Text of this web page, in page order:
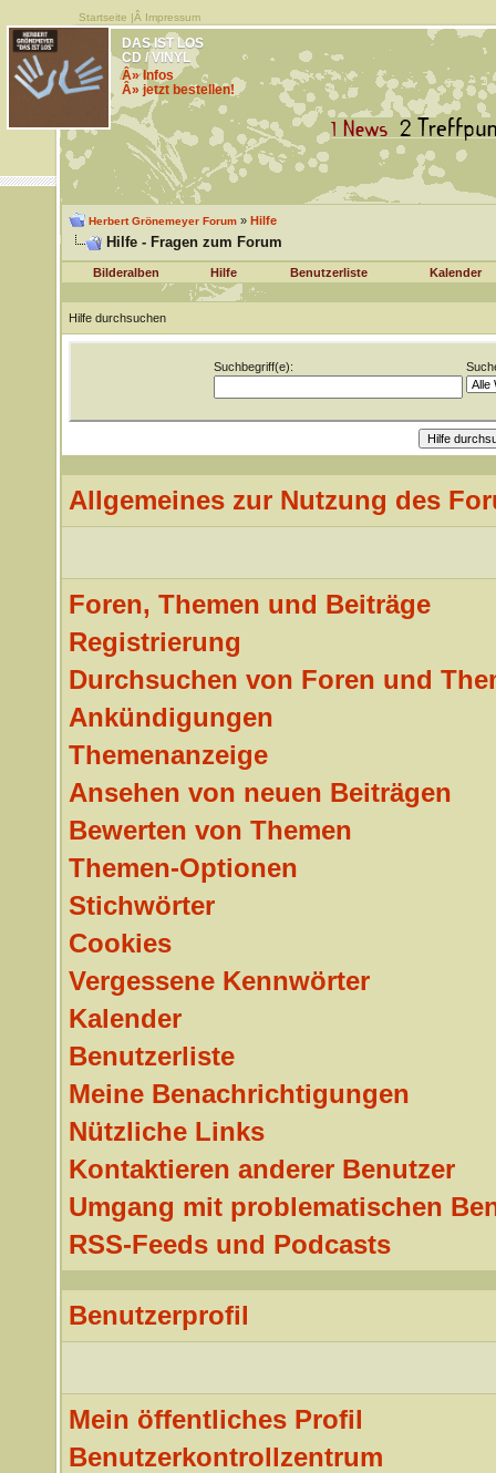
Startseite |Â Impressum
DAS IST LOS
CD / VINYL
Â» Infos
Â» jetzt bestellen!
Herbert Grönemeyer Forum» Hilfe
Hilfe - Fragen zum Forum
Bilderalben Hilfe Benutzerliste Kalender
Hilfe durchsuchen
Suchbegriff(e):
Allgemeines zur Nutzung des
Foren, Themen und Beiträge
Registrierung
Durchsuchen von Foren und
Ankündigungen
Themenanzeige
Ansehen von neuen Beiträgen
Bewerten von Themen
Themen-Optionen
Stichwörter
Cookies
Vergessene Kennwörter
Kalender
Benutzerliste
Meine Benachrichtigungen
Nützliche Links
Kontaktieren anderer Benutzer
Umgang mit problematischen
RSS-Feeds und Podcasts
Benutzerprofil
Mein öffentliches Profil
Benutzerkontrollzentrum